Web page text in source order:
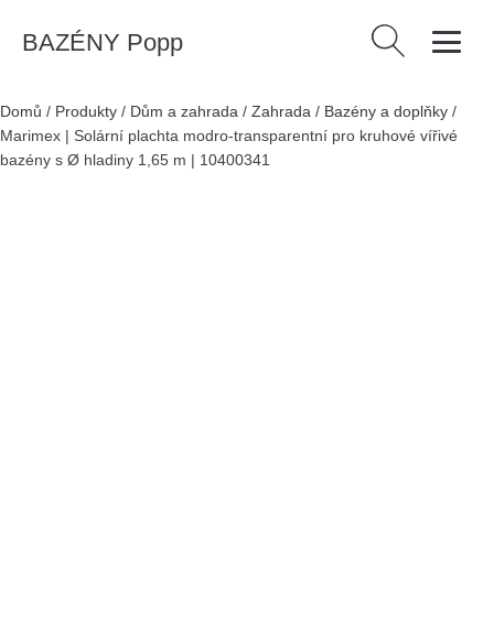
BAZÉNY Popp Vyhledávání
Domů / Produkty / Dům a zahrada / Zahrada / Bazény a doplňky /
Marimex | Solární plachta modro-transparentní pro kruhové vířivé
bazény s Ø hladiny 1,65 m | 10400341